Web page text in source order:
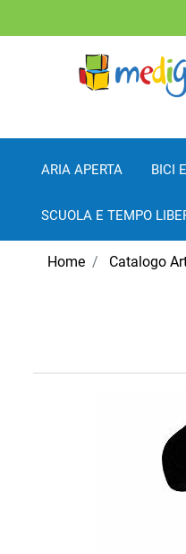
ARIA APERTA BICI
SCUOLA E TEMPO
Home Catalogo